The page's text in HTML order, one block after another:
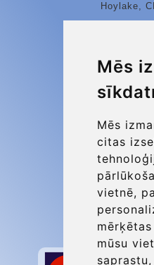
Mēs
Mēs
citas
vietnē,
mūsu
Hoylake,
Update
Secure